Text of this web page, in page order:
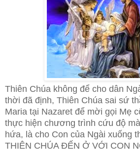
Thiên Chúa không để cho dân
thời đã định, Thiên Chúa sai sứ
Maria tại Nazaret để mời gọi Mẹ
thực hiện chương trình cứu độ
hứa, là cho Con của Ngài xuống
THIÊN CHÚA ĐẾN Ở VỚI CON